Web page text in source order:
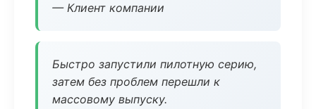
— Клиент компании
Быстро запустили пилотную серию,
затем без проблем перешли к
массовому выпуску.